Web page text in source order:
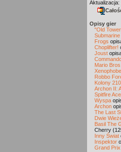
Aktualizacja:
Opisy gier
"Old
Frogs
Choplifter!
Joust
Mario Bros
Xenophobe
Robbo
Kolony
Archon II:
Spitfire
Wyspa
Archon
The Last
Dwie
Basil The
Cherry
Inny Świat
Inspektor
Grand